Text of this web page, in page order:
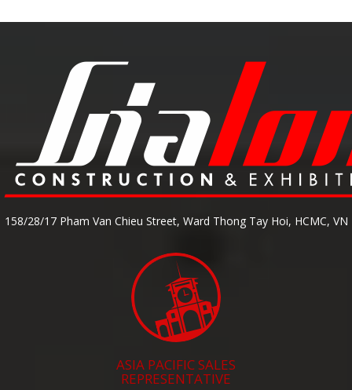
158/28/17 Pham Van Chieu Street, Ward Thong Tay Hoi, HCMC, VN
ASIA PACIFIC SALES
REPRESENTATIVE